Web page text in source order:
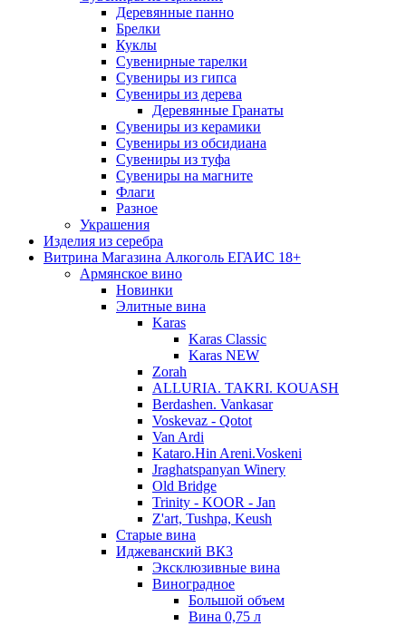
Деревянные панно
Брелки
Куклы
Сувенирные тарелки
Сувениры из гипса
Сувениры из дерева
Деревянные Гранаты
Сувениры из керамики
Сувениры из обсидиана
Сувениры из туфа
Сувениры на магните
Флаги
Разное
Украшения
Изделия из серебра
Витрина Магазина Алкоголь ЕГАИС 18+
Армянское вино
Новинки
Элитные вина
Karas
Karas Classic
Karas NEW
Zorah
ALLURIA. TAKRI. KOUASH
Berdashen. Vankasar
Voskevaz - Qotot
Van Ardi
Kataro.Hin Areni.Voskeni
Jraghatspanyan Winery
Old Bridge
Trinity - KOOR - Jan
Z'art, Tushpa, Keush
Старые вина
Иджеванский ВК3
Эксклюзивные вина
Виноградное
Большой объем
Вина 0,75 л